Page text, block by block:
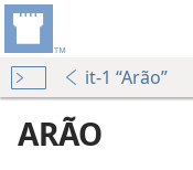
it-1 “Arão”
ARÃO